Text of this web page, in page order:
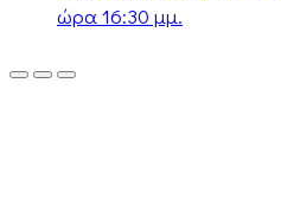
ώρα 16:30 μμ.